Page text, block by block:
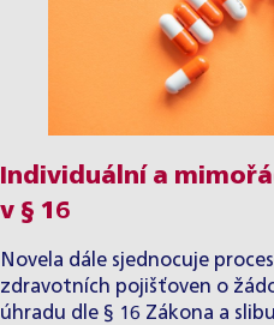
Individuální a
v § 16
Novela dále sjednocuje
zdravotních pojišťoven o
úhradu dle § 16 Zákona a